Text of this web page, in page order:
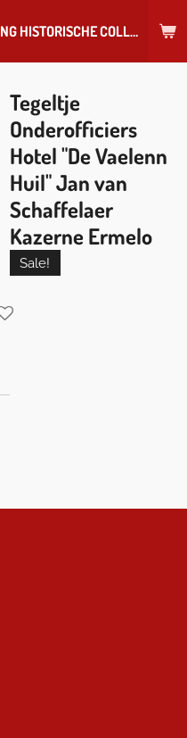
WEBSHOP STICHTING HISTORISCHE COLLECTIE REGIMENT
Tegeltje
Onderofficiers
Hotel "De Vaelenn
Huil" Jan van
Schaffelaer
Kazerne Ermelo
Sale!